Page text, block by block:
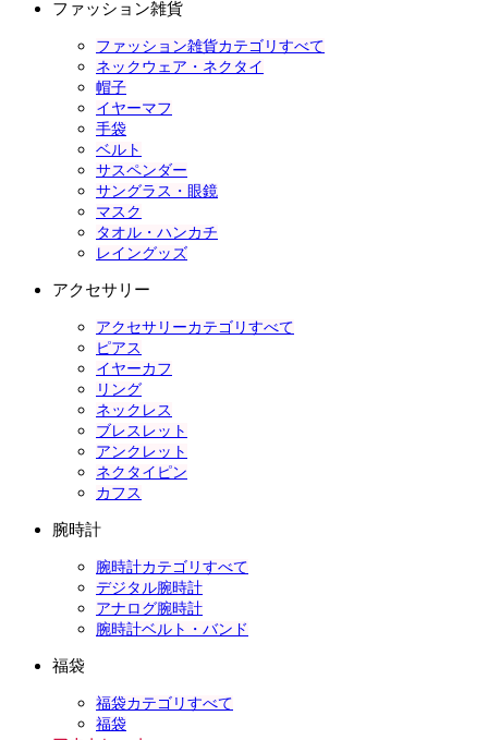
ファッション雑貨
ファッション雑貨カテゴリすべて
ネックウェア・ネクタイ
帽子
イヤーマフ
手袋
ベルト
サスペンダー
サングラス・眼鏡
マスク
タオル・ハンカチ
レイングッズ
アクセサリー
アクセサリーカテゴリすべて
ピアス
イヤーカフ
リング
ネックレス
ブレスレット
アンクレット
ネクタイピン
カフス
腕時計
腕時計カテゴリすべて
デジタル腕時計
アナログ腕時計
腕時計ベルト・バンド
福袋
福袋カテゴリすべて
福袋